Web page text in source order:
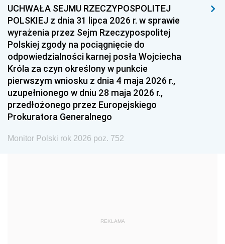
1996 1995 1994
1993 1992 1991
1990 1989
1987 1986 1985
1984 1983 1982
1981 1980 1979
1978 1977
1975 1974
1959
UCHWAŁA SEJMU RZECZYPOSPOLITEJ
POLSKIEJ z dnia 31 lipca 2026 r. w sprawie
wyrażenia przez Sejm Rzeczypospolitej
Polskiej zgody na pociągnięcie do
odpowiedzialności karnej posła Wojciecha
Króla za czyn określony w punkcie
pierwszym wniosku z dnia 4 maja 2026 r.,
uzupełnionego w dniu 28 maja 2026 r.,
przedłożonego przez Europejskiego
Prokuratora Generalnego
Monitor Polski rok 2026 poz. 752
REKLAMA